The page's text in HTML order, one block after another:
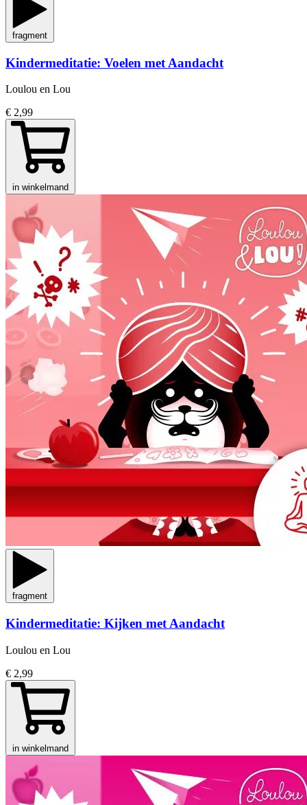
fragment
Kindermeditatie: Voelen met Aandacht
Loulou en Lou
€ 2,99
in winkelmand
fragment
Kindermeditatie: Kijken met Aandacht
Loulou en Lou
€ 2,99
in winkelmand